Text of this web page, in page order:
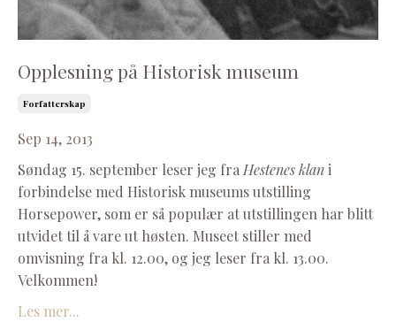
Opplesning på Historisk museum
Forfatterskap
Sep 14, 2013
Søndag 15. september leser jeg fraHestenes klani
forbindelse med Historisk museums utstilling
Horsepower, som er så populær at utstillingen har blitt
utvidet til å vare ut høsten. Museet stiller med
omvisning fra kl. 12.00, og jeg leser fra kl. 13.00.
Velkommen!
Les mer...